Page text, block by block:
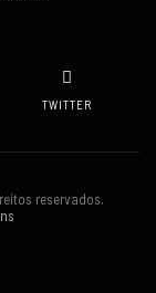
TWITTER
reservados.